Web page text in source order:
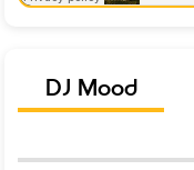
DJ Mood